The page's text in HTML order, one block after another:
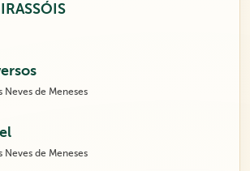
Neves de Meneses
Neves de Meneses